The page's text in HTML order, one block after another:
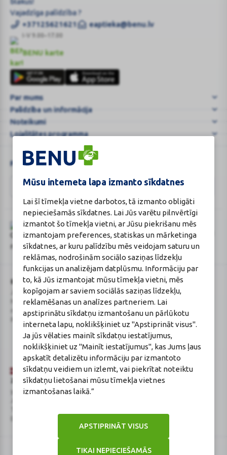
Mūsu interneta lapa izmanto sīkdatnes
Lai šī tīmekļa vietne darbotos, tā izmanto obligāti
nepieciešamās sīkdatnes. Lai Jūs varētu pilnvērtīgi
izmantot šo tīmekļa vietni, ar Jūsu piekrišanu mēs
izmantojam preferences, statiskas un mārketinga
sīkdatnes, ar kuru palīdzību mēs veidojam saturu un
reklāmas, nodrošinām sociālo saziņas līdzekļu
funkcijas un analizējam datplūsmu. Informāciju par
to, kā Jūs izmantojat mūsu tīmekļa vietni, mēs
kopīgojam ar saviem sociālās saziņas līdzekļu,
reklamēšanas un analīzes partneriem. Lai
apstiprinātu sīkdatņu izmantošanu un pārlūkotu
interneta lapu, noklikšķiniet uz "Apstiprināt visus".
Ja jūs vēlaties mainīt sīkdatņu iestatījumus,
noklikšķiniet uz "Mainīt iestatījumus", kas Jums ļaus
apskatīt detalizētu informāciju par izmantoto
sīkdatņu veidiem un izlemt, vai piekrītat noteiktu
sīkdatņu lietošanai mūsu tīmekļa vietnes
izmantošanas laikā.”
TIKAI NEPIECIEŠAMĀS
APSTIPRINĀT VISUS
MEDELA
|
BENU.LV
–
e-
Aptieka
vienmēr
blakus!
Vajadzīga palīdzība ?
+37125621621
eaptieka@benu.lv
BENU
karte
BENU karte
Par mums
Palīdzība un informācija
Noteikumi
Lojalitātes programma
Piesakies un esi pirmais, kas uzzina BENU jaunumus!
reCAPTCHA
Šo vietni aizsargā „reCAPTCHA“, un uz to attiecas „Google“
pakalpojumu sniegšanas noteikumi
BENU Aptieka Latvija, SIA
Juridiskā adrese / Faktiskā adrese:
Noliktavu iela 5, Dreiliņi, Stopiņu
novads, LV-2130
Reģistrācijas Nr.: 40003252167
Licence
Licences numurs: A00010
E-aptiekas kontakti
Aptiekas vadītāja:
Gončarova
Reģistrācijas Nr.: F-0834
Sertifikāta Nr.: 215.2025
Zāļu valsts aģentūra
www.zva.gov.lv
Veselības inspekcija